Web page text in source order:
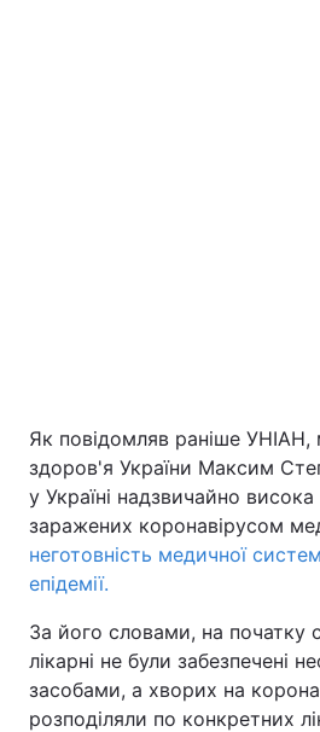
Як повідомляв раніше УНІАН,
здоров'я України Максим
у Україні надзвичайно висока
заражених коронавірусом
неготовність медичної
епідемії.
За його словами, на початку
лікарні не були забезпечені
засобами, а хворих на
розподіляли по конкретних